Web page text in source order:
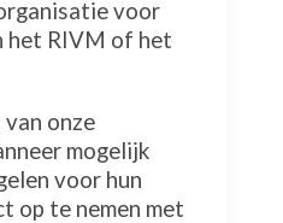
voor
het RIVM of het
onze
mogelijk
voor hun
op te nemen met